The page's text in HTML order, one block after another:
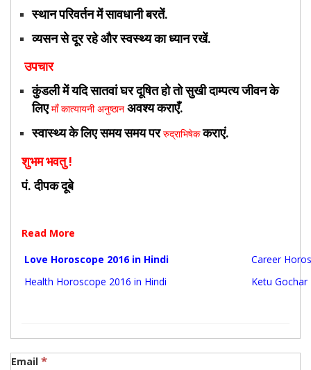
स्थान परिवर्तन में सावधानी बरतें.
व्यसन से दूर रहे और स्वस्थ्य का ध्यान रखें.
उपचार
कुंडली में यदि सातवां घर दूषित हो तो सुखी दाम्पत्य जीवन के
लिएमाँ कात्यायनी अनुष्ठान अवश्य कराएँ.
स्वास्थ्य के लिए समय समय पररुद्राभिषेककराएं.
शुभम भवतु !
पं. दीपक दूबे
Read More
Love Horoscope 2016 in Hindi
Career
Health Horoscope 2016 in Hindi
Ketu Gochar
Email *